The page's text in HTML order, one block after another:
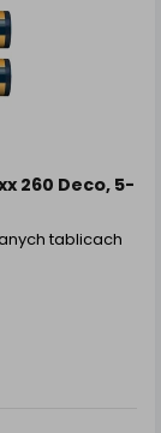
260 Deco, 5-
tablicach